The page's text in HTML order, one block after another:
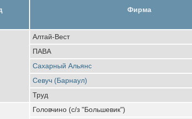
Фирма
Алтай-Вест
ПАВА
Сахарный Альянс
Севуч (Барнаул)
Труд
Головчино (с/з "Большевик")